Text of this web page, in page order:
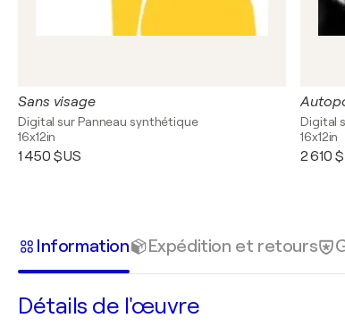
Sans visage
Digital sur Panneau synthétique
16x12in
1 450 $US
Digital
16x12in
2 610
Information Expédition et retours
Détails de l'œuvre